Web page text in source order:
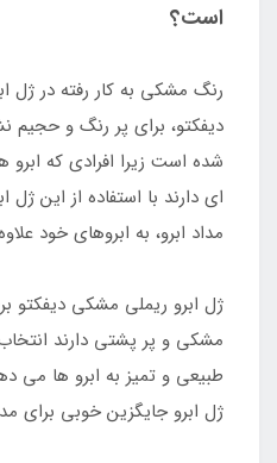
است؟
رنگ مشکی به کار رفته در ژل
دیفکتو، برای پر رنگ و حجیم
شده است زیرا افرادی که
ای دارند با استفاده از این ژل
مداد ابرو، به ابروهای خود
ژل ابرو ریملی مشکی دیفکتو
مشکی و پر پشتی دارند
طبیعی و تمیز به ابرو ها می
ژل ابرو جایگزین خوبی برای